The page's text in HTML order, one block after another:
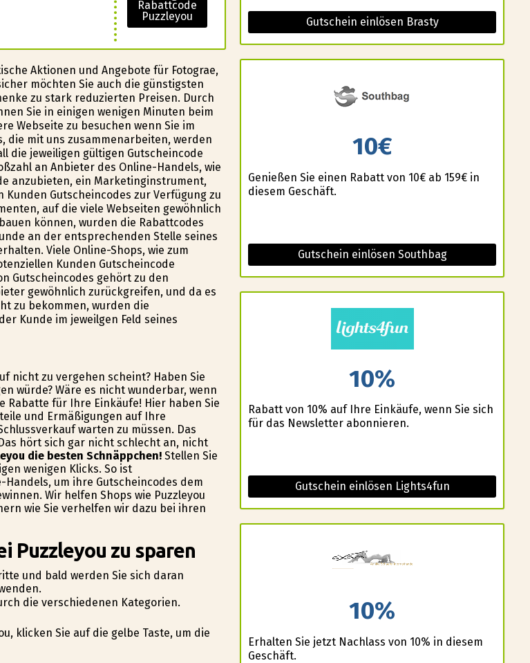
Rabattcode
Puzzleyou
Aktionen und Angebote für Fotografie,
möchten Sie auch die günstigsten
zu stark reduzierten Preisen. Durch
Sie in einigen wenigen Minuten beim
Webseite zu besuchen wenn Sie im
die mit uns zusammenarbeiten, werden
die jeweiligen gültigen Gutscheincode
an Anbieter des Online-Handels, wie
anzubieten, ein Marketinginstrument,
Gutscheincodes zur Verfügung zu
auf die viele Webseiten gewöhnlich
können, wurden die Rabattcodes
an der entsprechenden Stelle seines
Viele Online-Shops, wie zum
Kunden Gutscheincode
Gutscheincodes gehört zu den
gewöhnlich zurückgreifen, und da es
zu bekommen, wurden die
Kunde im jeweilgen Feld seines
nicht zu vergehen scheint? Haben Sie
würde? Wäre es nicht wunderbar, wenn
Rabatte für Ihre Einkäufe! Hier haben Sie
und Ermäßigungen auf Ihre
warten zu müssen. Das
hört sich gar nicht schlecht an, nicht
die besten Schnäppchen!Stellen Sie
wenigen Klicks. So ist
um ihre Gutscheincodes dem
Wir helfen Shops wie Puzzleyou
wie Sie verhelfen wir dazu bei ihren
Puzzleyou zu sparen
und bald werden Sie sich daran
die verschiedenen Kategorien.
klicken Sie auf die gelbe Taste, um die
Gutschein einlösen Brasty
10€
Genießen Sie einen Rabatt von 10€ ab 159€ in
diesem Geschäft.
Gutschein einlösen Southbag
10%
Rabatt von 10% auf Ihre Einkäufe, wenn Sie sich
für das Newsletter abonnieren.
Gutschein einlösen Lights4fun
10%
Erhalten Sie jetzt Nachlass von 10% in diesem
Geschäft.